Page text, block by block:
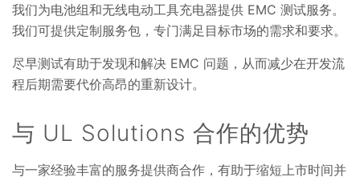
我们为电池组和无线电动工具充电器提供 EMC 测试服务。
我们可提供定制服务包，专门满足目标市场的需求和要求。
尽早测试有助于发现和解决 EMC 问题，从而减少在开发流
程后期需要代价高昂的重新设计。
与 UL Solutions 合作的优势
与一家经验丰富的服务提供商合作，有助于缩短上市时间并